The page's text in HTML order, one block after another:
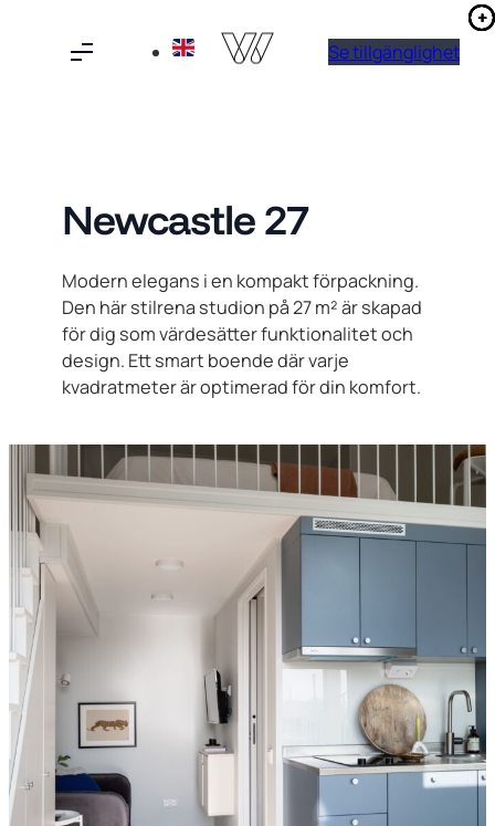
Se tillgänglighet
Newcastle 27
Modern elegans i en kompakt förpackning.
Den här stilrena studion på 27 m² är skapad
för dig som värdesätter funktionalitet och
design. Ett smart boende där varje
kvadratmeter är optimerad för din komfort.